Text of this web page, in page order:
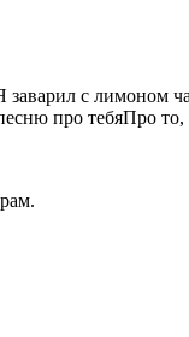
с лимоном
про тебяПро то,